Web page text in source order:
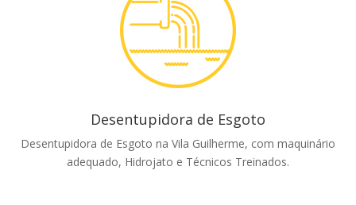
Desentupidora de Esgoto
Desentupidora de Esgoto na Vila Guilherme, com maquinário
adequado, Hidrojato e Técnicos Treinados.